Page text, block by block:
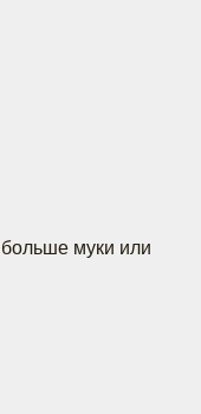
больше муки или